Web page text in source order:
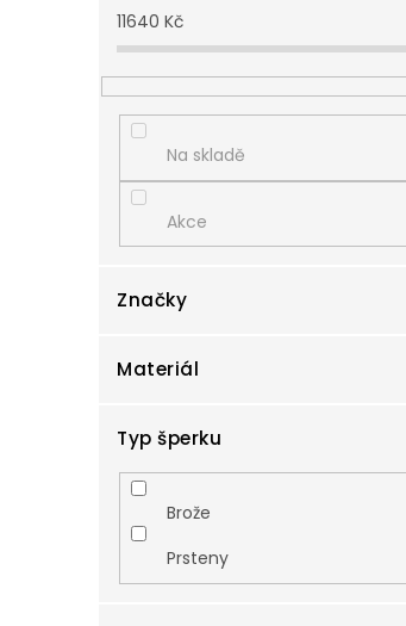
p
r
o
d
u
k
t
ů
11640 Kč
Na skladě
Akce
Značky
Zlatnictví Smaragd
Materiál
Bílé zlato
Typ šperku
Brože
Prsteny